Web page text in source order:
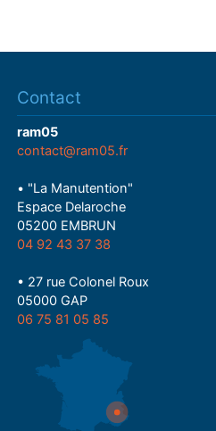
Contact
ram05
contact@ram05.fr
• "La Manutention"
Espace Delaroche
05200 EMBRUN
04 92 43 37 38
• 27 rue Colonel Roux
05000 GAP
06 75 81 05 85